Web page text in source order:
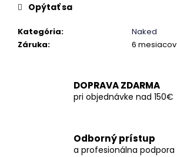
Kategória:
Naked
Záruka: 6 mesiacov
Opýtať sa
DOPRAVA ZDARMA
pri objednávke nad 150€
Odborný prístup
a profesionálna podpora
ú